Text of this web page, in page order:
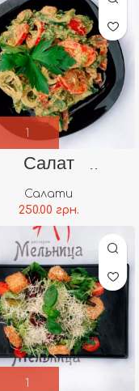
Салат
«Грузинський»
Салати
250.00 грн.